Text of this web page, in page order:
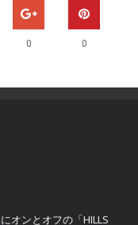
0 0
オンとオフの「HILLS